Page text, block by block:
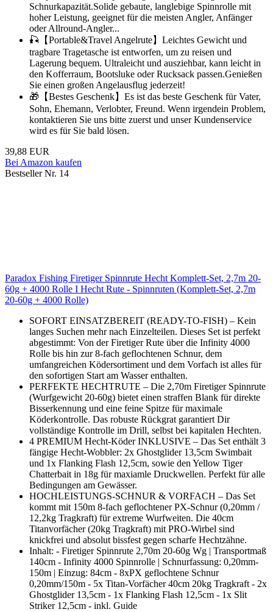
Schnurkapazität.Solide gebaute, langlebige Spinnrolle mit
hoher Leistung, geeignet für die meisten Angler, Anfänger
oder Allround-Angler...
🎣【Portable&Travel Angelrute】Leichtes Gewicht und
tragbare Tragetasche ist entworfen, um zu reisen und
Lagerung bequem. Ultraleicht und ausziehbar, kann leicht in
den Kofferraum, Bootsluke oder Rucksack passen.Genießen
Sie einen großen Angelausflug jederzeit!
🎁【Bestes Geschenk】Es ist das beste Geschenk für Vater,
Sohn, Ehemann, Verlobter, Freund. Wenn irgendein Problem,
kontaktieren Sie uns bitte zuerst und unser Kundenservice
wird es für Sie bald lösen.
39,88 EUR
Bei Amazon kaufen
Bestseller Nr. 14
Paradox Fishing Firetiger Spinnrute Hecht Komplett-Set, 2,7m 20-
60g + 4000 Rolle I Hecht Rute - Spinnruten (Komplett-Set, 2,7m
20-60g + 4000 Rolle)
SOFORT EINSATZBEREIT (READY-TO-FISH) – Kein
langes Suchen mehr nach Einzelteilen. Dieses Set ist perfekt
abgestimmt: Von der Firetiger Rute über die Infinity 4000
Rolle bis hin zur 8-fach geflochtenen Schnur, dem
umfangreichen Ködersortiment und dem Vorfach ist alles für
den sofortigen Start am Wasser enthalten.
PERFEKTE HECHTRUTE – Die 2,70m Firetiger Spinnrute
(Wurfgewicht 20-60g) bietet einen straffen Blank für direkte
Bisserkennung und eine feine Spitze für maximale
Köderkontrolle. Das robuste Rückgrat garantiert Dir
vollständige Kontrolle im Drill, selbst bei kapitalen Hechten.
4 PREMIUM Hecht-Köder INKLUSIVE – Das Set enthält 3
fängige Hecht-Wobbler: 2x Ghostglider 13,5cm Swimbait
und 1x Flanking Flash 12,5cm, sowie den Yellow Tiger
Chatterbait in 18g für maxiamle Druckwellen. Perfekt für alle
Bedingungen am Gewässer.
HOCHLEISTUNGS-SCHNUR & VORFACH – Das Set
kommt mit 150m 8-fach geflochtener PX-Schnur (0,20mm /
12,2kg Tragkraft) für extreme Wurfweiten. Die 40cm
Titanvorfächer (20kg Tragkraft) mit PRO-Wirbel sind
knickfrei und absolut bissfest gegen scharfe Hechtzähne.
Inhalt: - Firetiger Spinnrute 2,70m 20-60g Wg | Transportmaß
140cm - Infinity 4000 Spinnrolle | Schnurfassung: 0,20mm-
150m | Einzug: 84cm - 8xPX geflochtene Schnur
0,20mm/150m - 5x Titan-Vorfächer 40cm 20kg Tragkraft - 2x
Ghostglider 13,5cm - 1x Flanking Flash 12,5cm - 1x Slit
Striker 12,5cm - inkl. Guide